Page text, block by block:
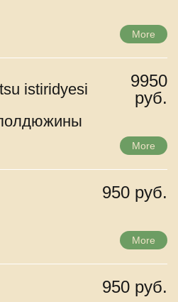
More
istiridyesi
9950
руб.
More
950 руб.
More
950 руб.